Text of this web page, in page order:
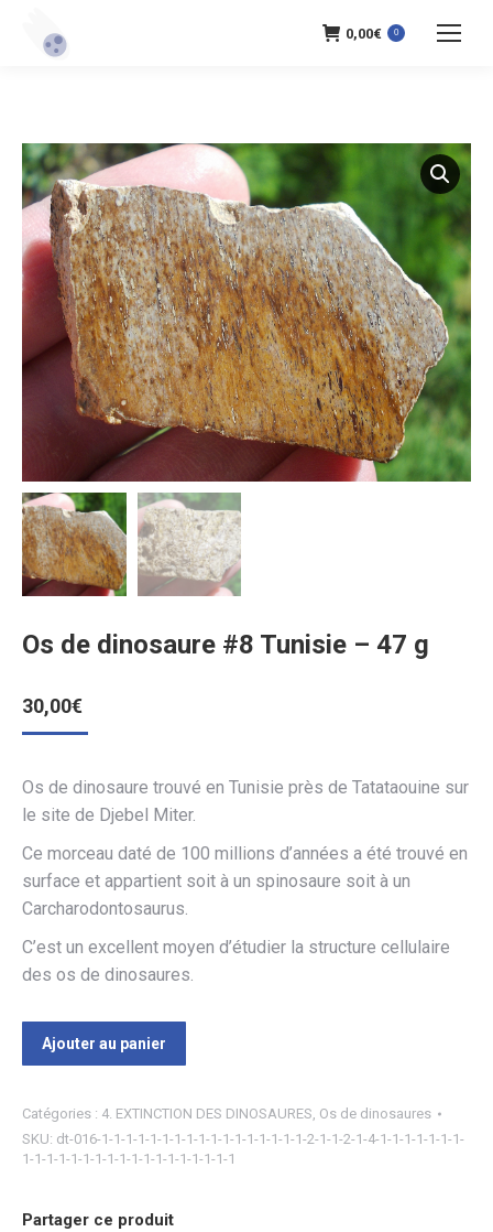
0,00€ 0
Os de dinosaure #8 Tunisie – 47 g
30,00€
Os de dinosaure trouvé en Tunisie près de Tatataouine sur
le site de Djebel Miter.
Ce morceau daté de 100 millions d’années a été trouvé en
surface et appartient soit à un spinosaure soit à un
Carcharodontosaurus.
C’est un excellent moyen d’étudier la structure cellulaire
des os de dinosaures.
Ajouter au panier
Catégories : 4. EXTINCTION DES DINOSAURES, Os de dinosaures
SKU: dt-016-1-1-1-1-1-1-1-1-1-1-1-1-1-1-1-1-1-2-1-1-2-1-4-1-1-1-1-1-1-1-
1-1-1-1-1-1-1-1-1-1-1-1-1-1-1-1-1-1
Partager ce produit